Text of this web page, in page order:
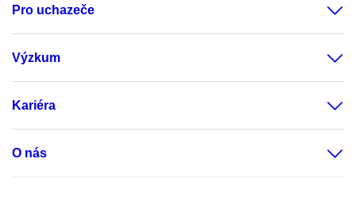
Pro uchazeče
Výzkum
Kariéra
O nás